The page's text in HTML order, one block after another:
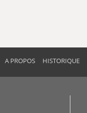
A PROPOS HISTORIQUE